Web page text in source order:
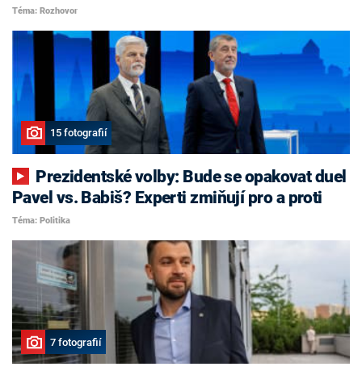
Téma: Rozhovor
15 fotografií
Pavel vs. Babiš? Experti zmiňují pro a proti
Téma: Politika
7 fotografií